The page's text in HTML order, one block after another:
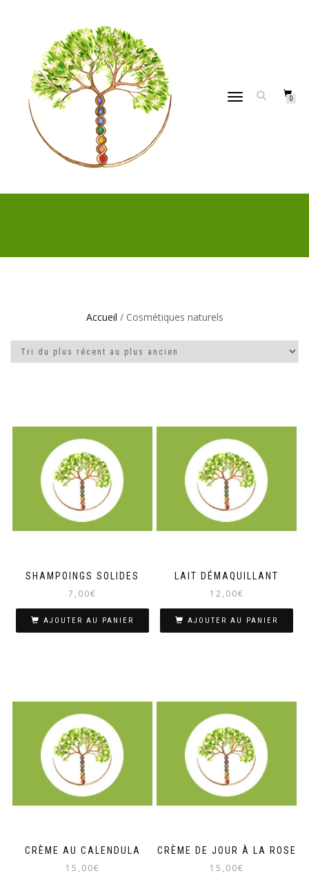
DÉPLIER
0
COSMÉTIQUES NATURELS
Accueil / Cosmétiques naturels
SHAMPOINGS SOLIDES
7,00€
AJOUTER AU PANIER
LAIT DÉMAQUILLANT
12,00€
AJOUTER AU PANIER
CRÈME AU CALENDULA
15,00€
CRÈME DE JOUR À LA ROSE
15,00€